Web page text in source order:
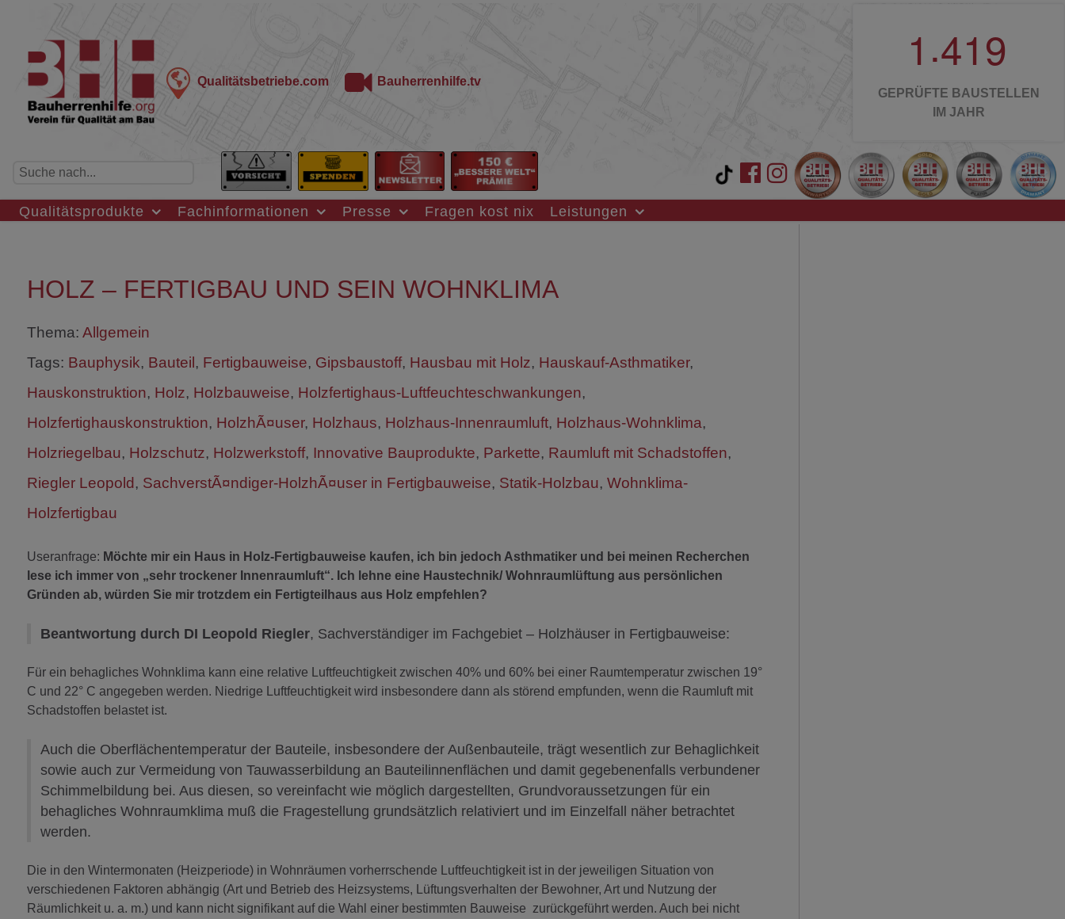
Qualitätsbetriebe.com Bauherrenhilfe.tv
1 .419
GEPRÜFTE BAUSTELLEN
IM JAHR
Qualitätsprodukte Fachinformationen Presse Fragen kost nix Leistungen
HOLZ – FERTIGBAU UND SEIN WOHNKLIMA
Thema: Allgemein
Tags: Bauphysik, Bauteil, Fertigbauweise, Gipsbaustoff, Hausbau mit Holz, Hauskauf-Asthmatiker,
Hauskonstruktion, Holz, Holzbauweise, Holzfertighaus-Luftfeuchteschwankungen,
Holzfertighauskonstruktion, HolzhÃ¤user, Holzhaus, Holzhaus-Innenraumluft, Holzhaus-Wohnklima,
Holzriegelbau, Holzschutz, Holzwerkstoff, Innovative Bauprodukte, Parkette, Raumluft mit Schadstoffen,
Riegler Leopold, SachverstÃ¤ndiger-HolzhÃ¤user in Fertigbauweise, Statik-Holzbau, Wohnklima-
Holzfertigbau
Useranfrage: Möchte mir ein Haus in Holz-Fertigbauweise kaufen, ich bin jedoch Asthmatiker und bei meinen Recherchen
lese ich immer von „sehr trockener Innenraumluft“. Ich lehne eine Haustechnik/ Wohnraumlüftung aus persönlichen
Gründen ab, würden Sie mir trotzdem ein Fertigteilhaus aus Holz empfehlen?
Beantwortung durch DI Leopold Riegler, Sachverständiger im Fachgebiet – Holzhäuser in Fertigbauweise:
Für ein behagliches Wohnklima kann eine relative Luftfeuchtigkeit zwischen 40% und 60% bei einer Raumtemperatur zwischen 19°
C und 22° C angegeben werden. Niedrige Luftfeuchtigkeit wird insbesondere dann als störend empfunden, wenn die Raumluft mit
Schadstoffen belastet ist.
Auch die Oberflächentemperatur der Bauteile, insbesondere der Außenbauteile, trägt wesentlich zur Behaglichkeit
sowie auch zur Vermeidung von Tauwasserbildung an Bauteilinnenflächen und damit gegebenenfalls verbundener
Schimmelbildung bei. Aus diesen, so vereinfacht wie möglich dargestellten, Grundvoraussetzungen für ein
behagliches Wohnraumklima muß die Fragestellung grundsätzlich relativiert und im Einzelfall näher betrachtet
werden.
Die in den Wintermonaten (Heizperiode) in Wohnräumen vorherrschende Luftfeuchtigkeit ist in der jeweiligen Situation von
verschiedenen Faktoren abhängig (Art und Betrieb des Heizsystems, Lüftungsverhalten der Bewohner, Art und Nutzung der
Räumlichkeit u. a. m.) und kann nicht signifikant auf die Wahl einer bestimmten Bauweise zurückgeführt werden. Auch bei nicht